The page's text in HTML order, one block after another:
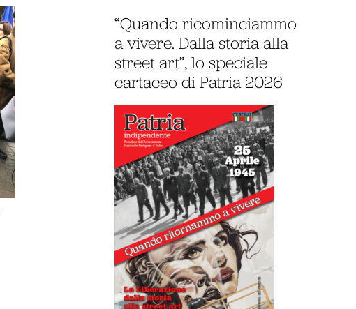
“Quando ricominciammo
a vivere. Dalla storia alla
street art”, lo speciale
cartaceo di Patria 2026